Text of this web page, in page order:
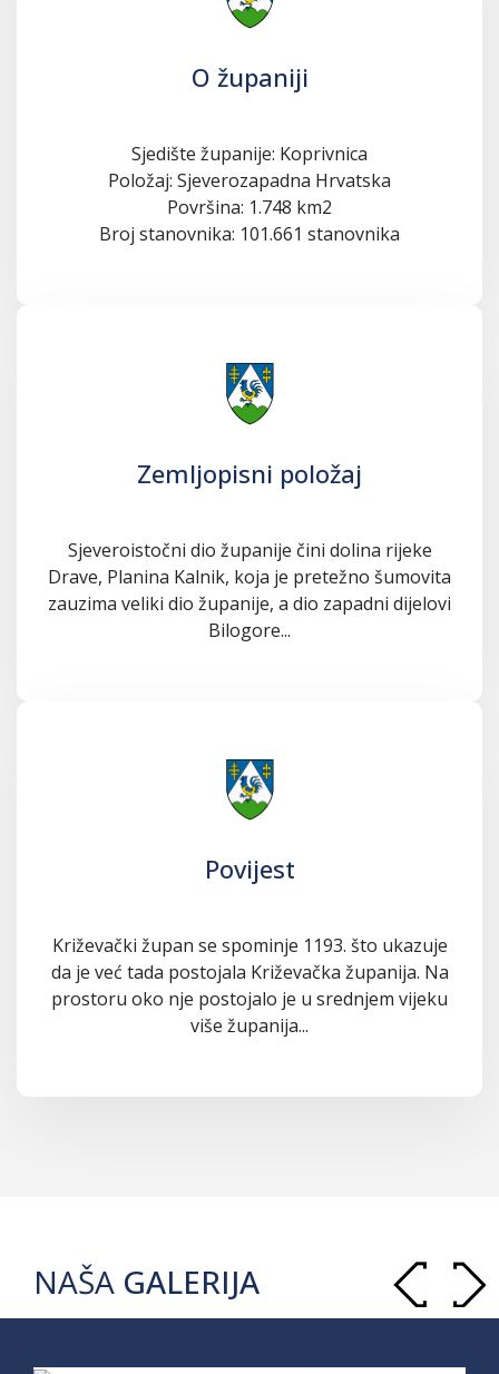
O županiji
Sjedište županije: Koprivnica
Položaj: Sjeverozapadna Hrvatska
Površina: 1.748 km2
Broj stanovnika: 101.661 stanovnika
Zemljopisni položaj
Sjeveroistočni dio županije čini dolina rijeke
Drave, Planina Kalnik, koja je pretežno šumovita
zauzima veliki dio županije, a dio zapadni dijelovi
Bilogore...
Povijest
Križevački župan se spominje 1193. što ukazuje
da je već tada postojala Križevačka županija. Na
prostoru oko nje postojalo je u srednjem vijeku
više županija...
NAŠA GALERIJA